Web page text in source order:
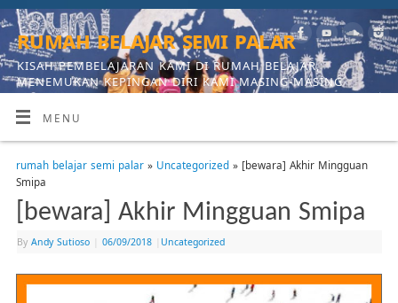
rumah belajar semi palar
KISAH PEMBELAJARAN KAMI DI RUMAH BELAJAR,
MENEMUKAN KEPINGAN DIRI KAMI MASING-MASING
MENU
rumah belajar semi palar» Uncategorized» [bewara] Akhir Mingguan
Smipa
[bewara] Akhir Mingguan Smipa
By Andy Sutioso 06/09/2018 Uncategorized